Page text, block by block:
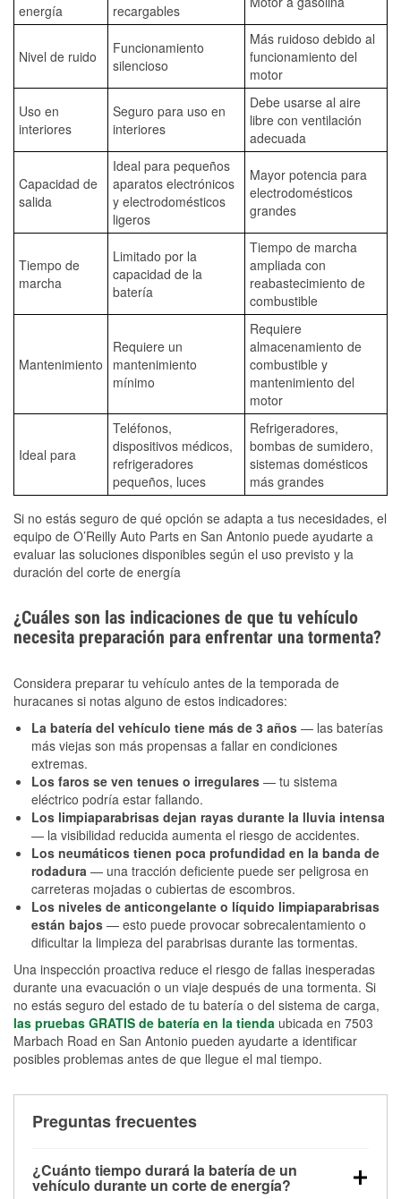
energía
recargables
Nivel de ruido
Funcionamiento
silencioso
Más ruidoso debido al
funcionamiento del
motor
Uso en
interiores
Seguro para uso en
interiores
Debe usarse al aire
libre con ventilación
adecuada
Capacidad de
salida
Ideal para pequeños
aparatos electrónicos
y electrodomésticos
ligeros
Mayor potencia para
electrodomésticos
grandes
Tiempo de
marcha
Limitado por la
capacidad de la
batería
Tiempo de marcha
ampliada con
reabastecimiento de
combustible
Mantenimiento
Requiere un
mantenimiento
mínimo
Requiere
almacenamiento de
combustible y
mantenimiento del
motor
Ideal para
Teléfonos,
dispositivos médicos,
refrigeradores
pequeños, luces
Refrigeradores,
bombas de sumidero,
sistemas domésticos
más grandes
Si no estás seguro de qué opción se adapta a tus necesidades, el
equipo de O’Reilly Auto Parts en San Antonio puede ayudarte a
evaluar las soluciones disponibles según el uso previsto y la
duración del corte de energía
¿Cuáles son las indicaciones de que tu vehículo
necesita preparación para enfrentar una tormenta?
Considera preparar tu vehículo antes de la temporada de
huracanes si notas alguno de estos indicadores:
La batería del vehículo tiene más de 3 años — las baterías
más viejas son más propensas a fallar en condiciones
extremas.
Los faros se ven tenues o irregulares — tu sistema
eléctrico podría estar fallando.
Los limpiaparabrisas dejan rayas durante la lluvia intensa
— la visibilidad reducida aumenta el riesgo de accidentes.
Los neumáticos tienen poca profundidad en la banda de
rodadura — una tracción deficiente puede ser peligrosa en
carreteras mojadas o cubiertas de escombros.
Los niveles de anticongelante o líquido limpiaparabrisas
están bajos — esto puede provocar sobrecalentamiento o
dificultar la limpieza del parabrisas durante las tormentas.
Una inspección proactiva reduce el riesgo de fallas inesperadas
durante una evacuación o un viaje después de una tormenta. Si
no estás seguro del estado de tu batería o del sistema de carga,
las pruebas GRATIS de batería en la tienda ubicada en 7503
Marbach Road en San Antonio pueden ayudarte a identificar
posibles problemas antes de que llegue el mal tiempo.
Preguntas frecuentes
¿Cuánto tiempo durará la batería de un
vehículo durante un corte de energía?